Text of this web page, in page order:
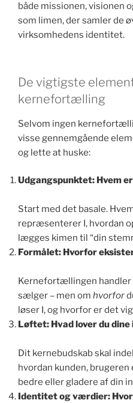
både missionen, visionen
som limen, der samler de
virksomhedens identitet.
De vigtigste
kernefortælling
Selvom ingen
visse gennemgående
og lette at huske:
Udgangspunktet: Hvem
Start med det basale.
repræsenterer I, hvordan
lægges kimen til “din
Formålet: Hvorfor
Kernefortællingen handler
sælger – men om hvorfor
løser I, og hvorfor er det
Løftet: Hvad lover du
Dit kernebudskab skal
hvordan kunden,
bedre eller gladere af din
Identitet og værdier: